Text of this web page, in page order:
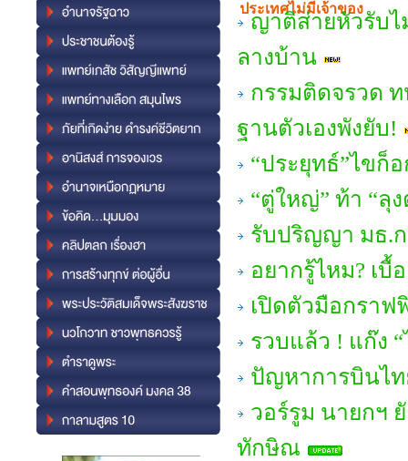
ประเทศไม่มีเจ้าของ
ญาติส่ายหัวรับไ
ลางบ้าน
กรรมติดจรวด
ฐานตัวเองพังยับ!
“ประยุทธ์”ไขก็
“ตู่ใหญ่” ท้า “ลุ
รับปริญญา มธ.
อยากรู้ไหม? เบื้
เปิดตัวมือกราฟ
รวบแล้ว ! แก๊ง
ปัญหาการบินไ
วอร์รูม นายกฯ
ทักษิณ